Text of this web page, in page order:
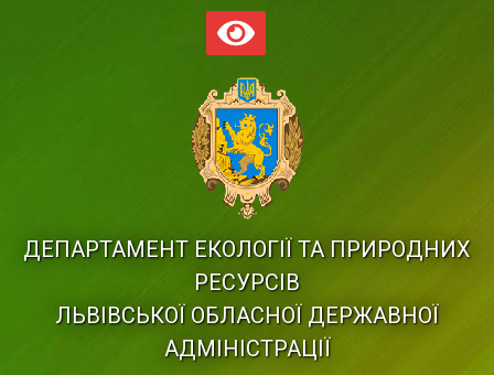
ДЕПАРТАМЕНТ ЕКОЛОГІЇ ТА ПРИРОДНИХ
РЕСУРСІВ
ЛЬВІВСЬКОЇ ОБЛАСНОЇ ДЕРЖАВНОЇ
АДМІНІСТРАЦІЇ